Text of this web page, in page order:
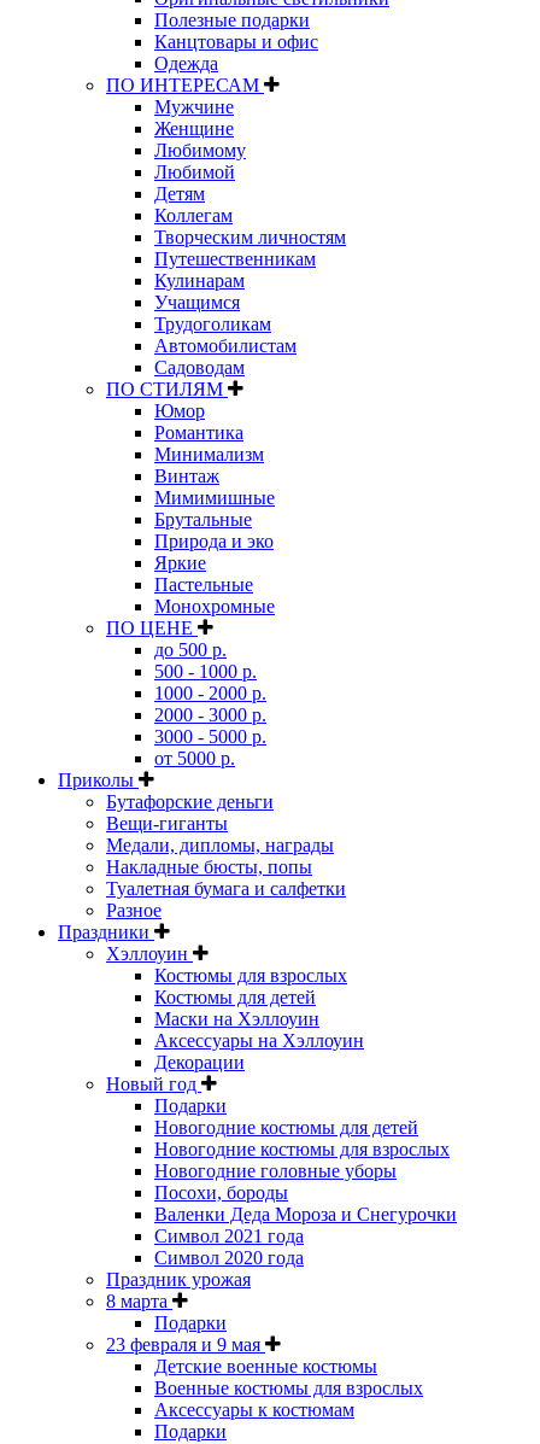
Полезные подарки
Канцтовары и офис
Одежда
ПО ИНТЕРЕСАМ
Мужчине
Женщине
Любимому
Любимой
Детям
Коллегам
Творческим личностям
Путешественникам
Кулинарам
Учащимся
Трудоголикам
Автомобилистам
Садоводам
ПО СТИЛЯМ
Юмор
Романтика
Минимализм
Винтаж
Мимимишные
Брутальные
Природа и эко
Яркие
Пастельные
Монохромные
ПО ЦЕНЕ
до 500 р.
500 - 1000 р.
1000 - 2000 р.
2000 - 3000 р.
3000 - 5000 р.
от 5000 р.
Приколы
Бутафорские деньги
Вещи-гиганты
Медали, дипломы, награды
Накладные бюсты, попы
Туалетная бумага и салфетки
Разное
Праздники
Хэллоуин
Костюмы для взрослых
Костюмы для детей
Маски на Хэллоуин
Аксессуары на Хэллоуин
Декорации
Новый год
Подарки
Новогодние костюмы для детей
Новогодние костюмы для взрослых
Новогодние головные уборы
Посохи, бороды
Валенки Деда Мороза и Снегурочки
Символ 2021 года
Символ 2020 года
Праздник урожая
8 марта
Подарки
23 февраля и 9 мая
Детские военные костюмы
Военные костюмы для взрослых
Аксессуары к костюмам
Подарки